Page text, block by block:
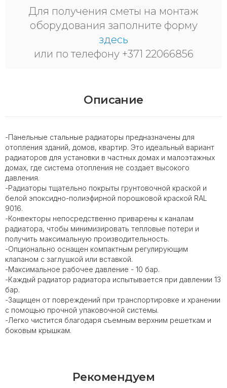
Для получения сметы на монтаж
оборудования заполните форму
здесь
или по телефону +371 22066856
Описание
-Панельные стальные радиаторы предназначены для
отопления зданий, домов, квартир. Это идеальный вариант
радиаторов для установки в частных домах и малоэтажных
домах, где система отопления не создает высокого
давления.
-Радиаторы тщательно покрыты грунтовочной краской и
белой эпоксидно-полиэфирной порошковой краской RAL
9016.
-Конвекторы непосредственно приварены к каналам
радиатора, чтобы минимизировать тепловые потери и
получить максимальную производительность.
-Опционально оснащен компактным регулирующим
клапаном с заглушкой или вставкой.
-Максимальное рабочее давление - 10 бар.
-Каждый радиатор радиатора испытывается при давлении 13
бар.
-Защищен от повреждений при транспортировке и хранении
с помощью прочной упаковочной системы.
-Легко чистится благодаря съемным верхним решеткам и
боковым крышкам.
Рекомендуем